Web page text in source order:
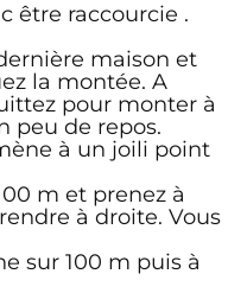
être raccourcie .
maison et
la montée. A
pour monter à
peu de repos.
à un joili point
m et prenez à
à droite. Vous
sur 100 m puis à